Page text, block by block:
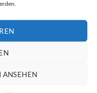
ANSEHEN
hängen die
Gegebenheiten.